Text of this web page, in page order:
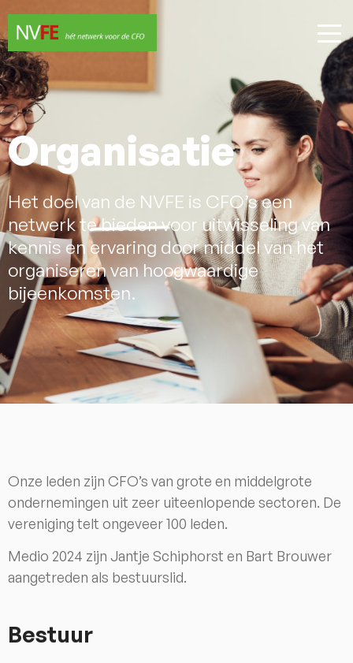
Organisatie
Het doel van de NVFE is CFO’s een
netwerk te bieden voor uitwisseling van
kennis en ervaring door middel van het
organiseren van hoogwaardige
bijeenkomsten.
Onze leden zijn CFO’s van grote en middelgrote
ondernemingen uit zeer uiteenlopende sectoren. De
vereniging telt ongeveer 100 leden.
Medio 2024 zijn Jantje Schiphorst en Bart Brouwer
aangetreden als bestuurslid.
Bestuur